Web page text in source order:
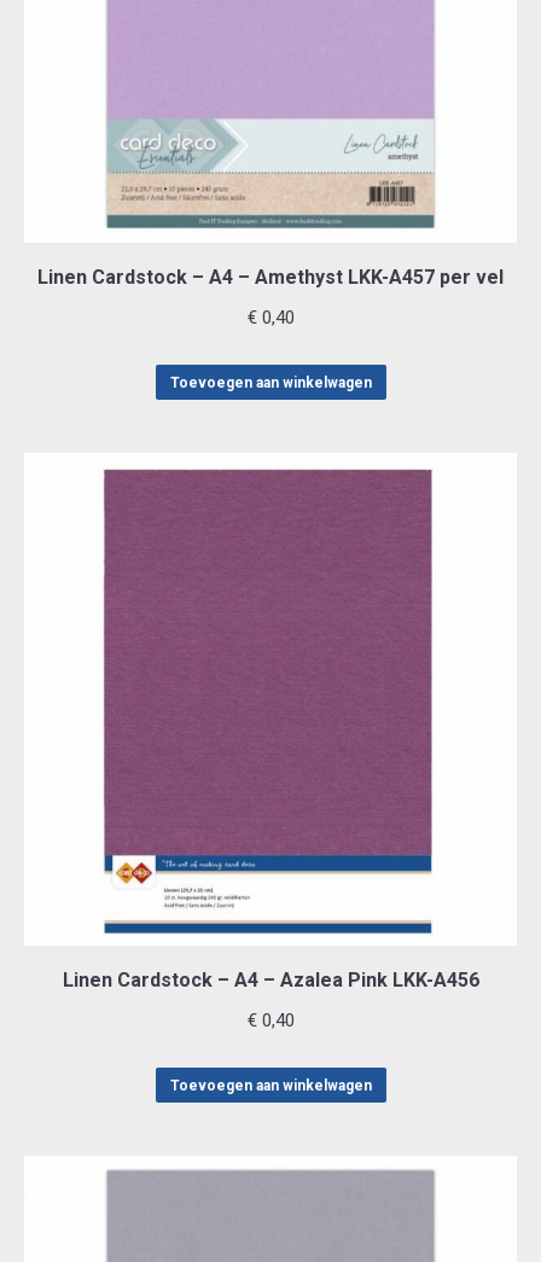
Linen Cardstock – A4 – Amethyst LKK-A457 per vel
€0,40
Toevoegen aan winkelwagen
Linen Cardstock – A4 – Azalea Pink LKK-A456
€0,40
Toevoegen aan winkelwagen